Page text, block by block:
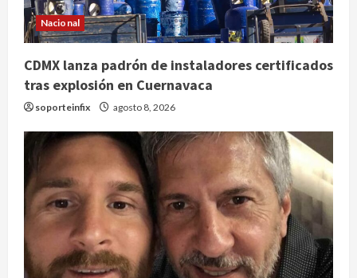
Nacional
CDMX lanza padrón de instaladores certificados
tras explosión en Cuernavaca
soporteinfix agosto 8, 2026